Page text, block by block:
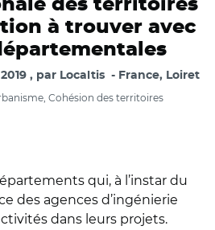
des territoires
à trouver avec
par Localtis France, Loiret
Cohésion des territoires
qui, à l’instar du
des agences d’ingénierie
dans leurs projets.